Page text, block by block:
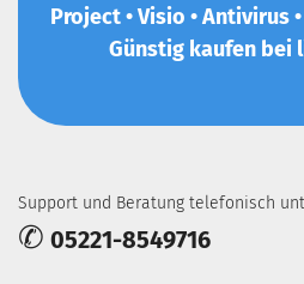
Project • Visio • Antivirus
Günstig kaufen bei
Support und Beratung telefonisch
✆ 05221-8549716